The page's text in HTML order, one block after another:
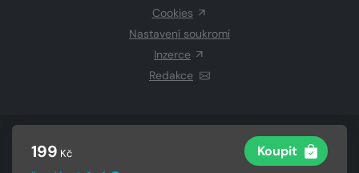
199 Kč Koupit
Cookies
Nastavení soukromí
Inzerce
Redakce
CZECH NEWS CENTER a.s.a dodavatelé